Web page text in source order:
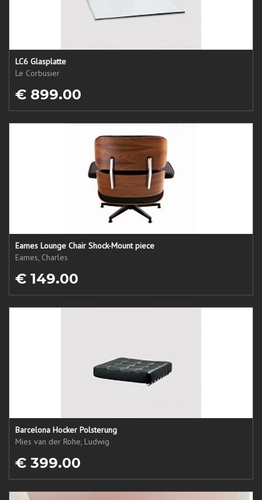
LC6 Glasplatte
Le Corbusier
€ 899.00
Eames Lounge Chair Shock-Mount piece
Eames, Charles
€ 149.00
Barcelona Hocker Polsterung
Mies van der Rohe, Ludwig
€ 399.00